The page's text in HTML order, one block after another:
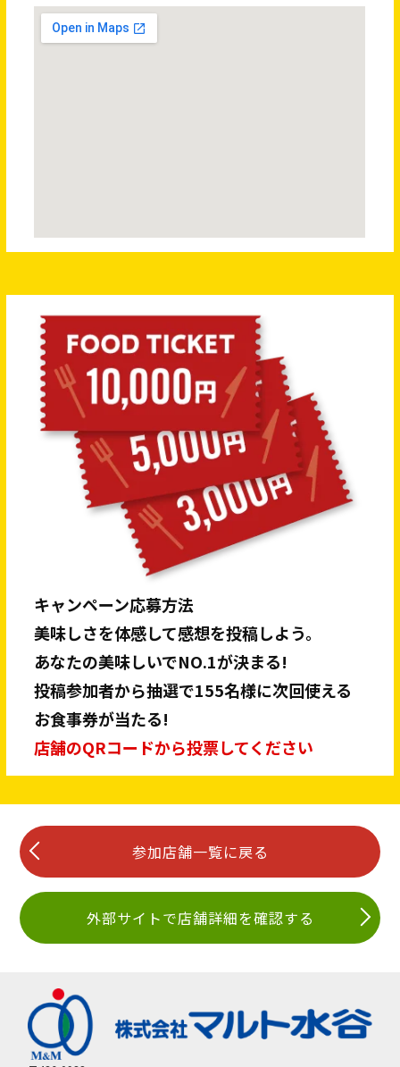
キャンペーン応募方法
美味しさを体感して感想を投稿しよう。
あなたの美味しいでNO.1が決まる!
投稿参加者から抽選で155名様に次回使える
お食事券が当たる!
店舗のQRコードから投票してください
参加店舗一覧に戻る
外部サイトで店舗詳細を確認する